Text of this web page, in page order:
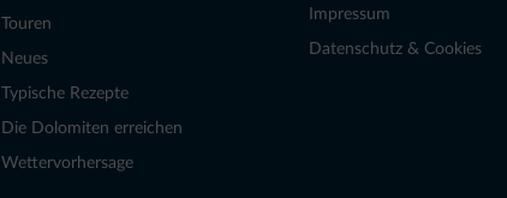
Touren
Neues
Typische Rezepte
Die Dolomiten erreichen
Wettervorhersage
Impressum
Datenschutz & Cookies